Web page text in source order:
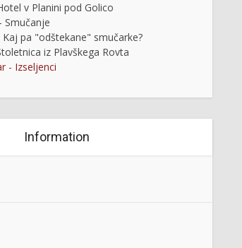
v Planini pod Golico
Smučanje
pa "odštekane" smučarke?
iz Plavškega Rovta
- Izseljenci
Information